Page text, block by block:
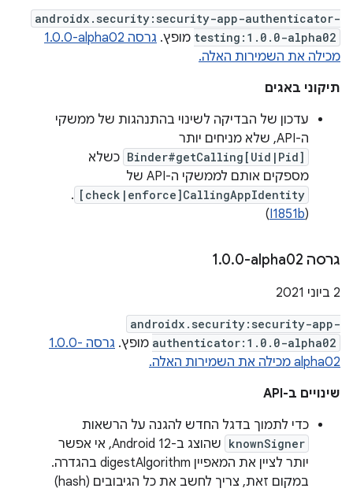
androidx.security:security-app-authenticator-
testing:1.0.0-alpha02 מופץ.
גרסה ‎1.0.0-alpha02
מכילה את השמירות האלה.
תיקוני באגים
עדכון של הבדיקה לשינוי בהתנהגות של ממשקי
ה-API, שלא מניחים יותר
Binder#getCalling[Uid|Pid] כשלא
מספקים אותם לממשקי ה-API של
[check|enforce]CallingAppIdentity
.
(
I1851b
)
גרסה ‎1 .0.0-alpha02
‫2 ביוני 2021
androidx.security:security-app-
authenticator:1.0.0-alpha02 מופץ.
גרסה ‎1.0.0-
alpha02 מכילה את השמירות האלה.
שינויים ב-API
כדי לתמוך בדגל החדש להגנה על הרשאות
knownSigner
שהוצג ב-Android 12, אי אפשר
יותר לציין את המאפיין digestAlgorithm בהגדרה.
במקום זאת, צריך לחשב את כל הגיבובים (hash)